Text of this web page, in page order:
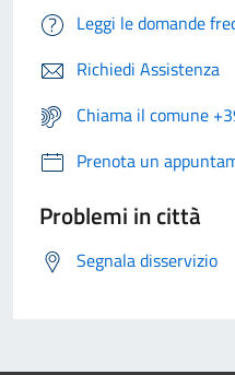
Leggi le domande
Richiedi Assistenza
Chiama il comune
Prenota un
Problemi in città
Segnala disservizio